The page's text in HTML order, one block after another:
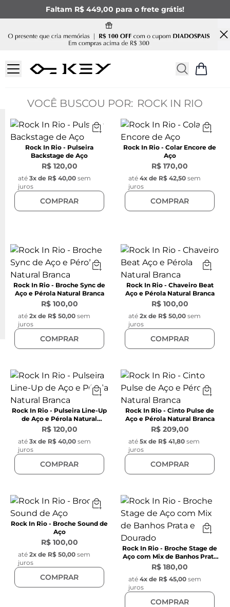
Faltam R$ 449,00 para o frete grátis!
ROCK IN RIO
Rock In Rio - Pulseira
Backstage de Aço
R$ 120,00
até 3x de R$ 40,00 sem
juros
COMPRAR
Rock In Rio - Colar Encore de
Aço
R$ 170,00
até 4x de R$ 42,50 sem
juros
COMPRAR
Rock In Rio - Broche Sync de
Aço e Pérola Natural Branca
R$ 100,00
até 2x de R$ 50,00 sem
juros
COMPRAR
Rock In Rio - Chaveiro Beat
Aço e Pérola Natural Branca
R$ 100,00
até 2x de R$ 50,00 sem
juros
COMPRAR
Rock In Rio - Pulseira Line-Up
de Aço e Pérola Natural
Branca
R$ 120,00
até 3x de R$ 40,00 sem
juros
COMPRAR
Rock In Rio - Cinto Pulse de
Aço e Pérola Natural Branca
R$ 209,00
até 5x de R$ 41,80 sem
juros
COMPRAR
Rock In Rio - Broche Sound de
Aço
R$ 100,00
até 2x de R$ 50,00 sem
juros
COMPRAR
Rock In Rio - Broche Stage de
Aço com Mix de Banhos Prata
e Dourado
R$ 180,00
até 4x de R$ 45,00 sem
juros
COMPRAR